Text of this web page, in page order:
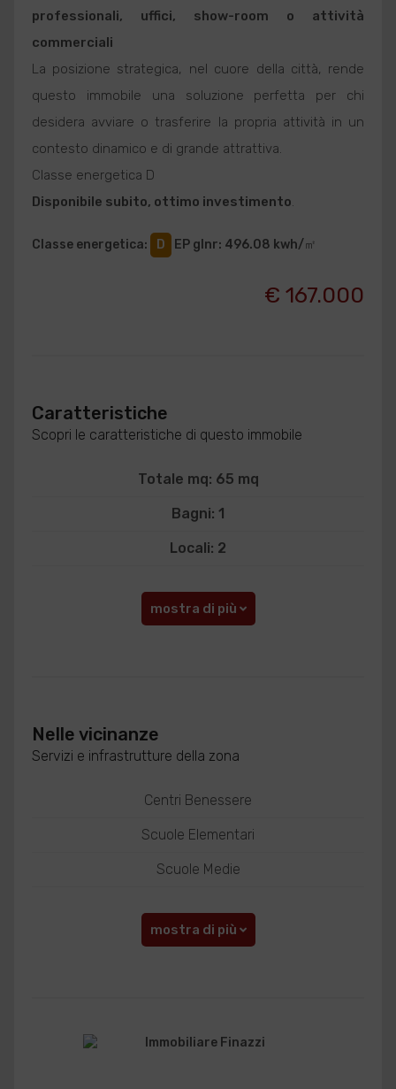
professionali, uffici, show-room o attività
commerciali
La posizione strategica, nel cuore della città, rende
questo immobile una soluzione perfetta per chi
desidera avviare o trasferire la propria attività in un
contesto dinamico e di grande attrattiva.
Classe energetica D
Disponibile subito, ottimo investimento.
Classe energetica: D EP glnr: 496.08 kwh/㎡
€ 167.000
Caratteristiche
Scopri le caratteristiche di questo immobile
Totale mq: 65 mq
Bagni: 1
Locali: 2
mostra di più
Nelle vicinanze
Servizi e infrastrutture della zona
Centri Benessere
Scuole Elementari
Scuole Medie
mostra di più